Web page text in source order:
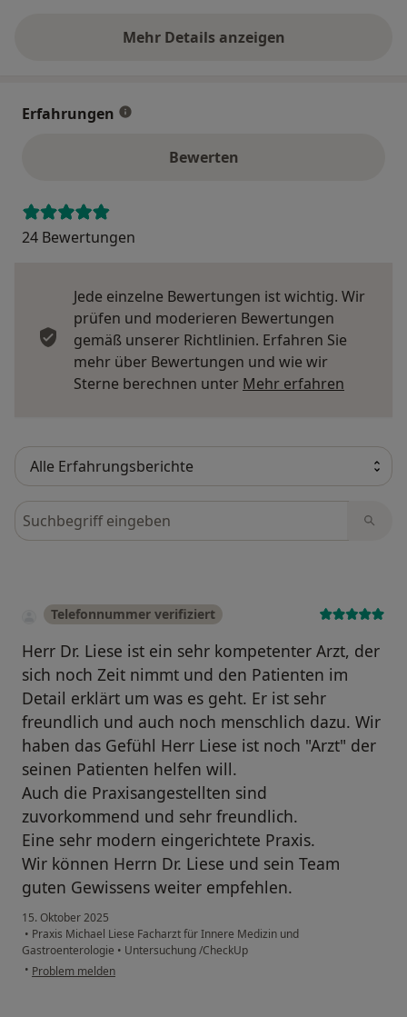
Mehr Details anzeigen
über die Adresse
Erfahrungen
Bewerten
24 Bewertungen
Jede einzelne Bewertungen ist wichtig. Wir
prüfen und moderieren Bewertungen
gemäß unserer Richtlinien. Erfahren Sie
mehr über Bewertungen und wie wir
Sterne berechnen unter Mehr erfahren
Bewertungen durchsuchen
Telefonnummer verifiziert
Herr Dr. Liese ist ein sehr kompetenter Arzt, der
sich noch Zeit nimmt und den Patienten im
Detail erklärt um was es geht. Er ist sehr
freundlich und auch noch menschlich dazu. Wir
haben das Gefühl Herr Liese ist noch "Arzt" der
seinen Patienten helfen will.
Auch die Praxisangestellten sind
zuvorkommend und sehr freundlich.
Eine sehr modern eingerichtete Praxis.
Wir können Herrn Dr. Liese und sein Team
guten Gewissens weiter empfehlen.
15. Oktober 2025
• Praxis Michael Liese Facharzt für Innere Medizin und
Gastroenterologie • Untersuchung /CheckUp
• Problem melden